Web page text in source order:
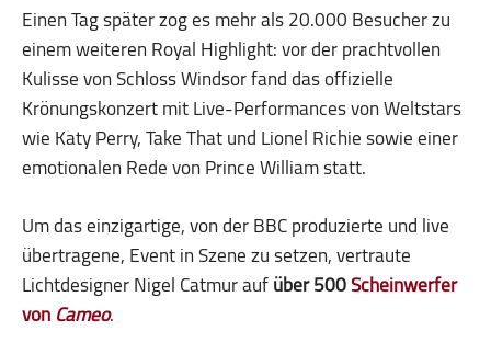
Einen Tag später zog es mehr als 20.000 Besucher zu
einem weiteren Royal Highlight: vor der prachtvollen
Kulisse von Schloss Windsor fand das offizielle
Krönungskonzert mit Live-Performances von Weltstars
wie Katy Perry, Take That und Lionel Richie sowie einer
emotionalen Rede von Prince William statt.
Um das einzigartige, von der BBC produzierte und live
übertragene, Event in Szene zu setzen, vertraute
Lichtdesigner Nigel Catmur aufüber 500Scheinwerfer
vonCameo.